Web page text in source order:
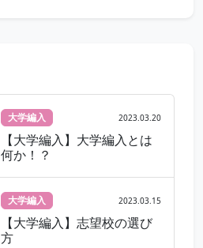
大学編入 2023.03.20
【大学編入】大学編入とは
何か！？
大学編入 2023.03.15
【大学編入】志望校の選び
方